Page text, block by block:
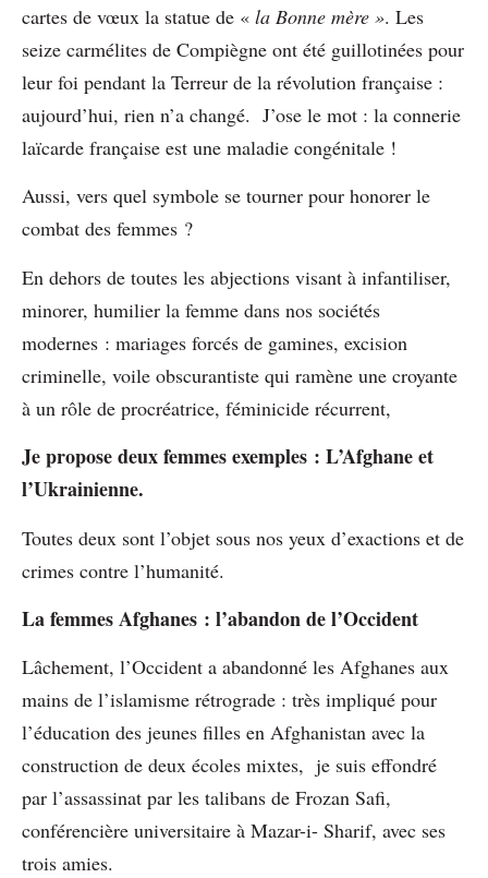
cartes de vœux la statue de « la Bonne mère ». Les
seize carmélites de Compiègne ont été guillotinées pour
leur foi pendant la Terreur de la révolution française :
aujourd’hui, rien n’a changé. J’ose le mot : la connerie
laïcarde française est une maladie congénitale !
Aussi, vers quel symbole se tourner pour honorer le
combat des femmes ?
En dehors de toutes les abjections visant à infantiliser,
minorer, humilier la femme dans nos sociétés
modernes : mariages forcés de gamines, excision
criminelle, voile obscurantiste qui ramène une croyante
à un rôle de procréatrice, féminicide récurrent,
Je propose deux femmes exemples : L’Afghane et
l’Ukrainienne.
Toutes deux sont l’objet sous nos yeux d’exactions et de
crimes contre l’humanité.
La femmes Afghanes : l’abandon de l’Occident
Lâchement, l’Occident a abandonné les Afghanes aux
mains de l’islamisme rétrograde : très impliqué pour
l’éducation des jeunes filles en Afghanistan avec la
construction de deux écoles mixtes, je suis effondré
par l’assassinat par les talibans de Frozan Safi,
conférencière universitaire à Mazar-i- Sharif, avec ses
trois amies.